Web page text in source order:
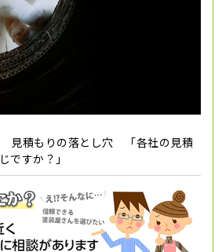
見積もりの落とし穴 「各社の見積
ですか？」